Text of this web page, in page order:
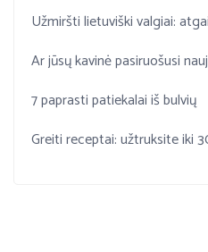
Užmiršti lietuviški valgiai:
Ar jūsų kavinė pasiruošusi
7 paprasti patiekalai iš bulvių
Greiti receptai: užtruksite iki